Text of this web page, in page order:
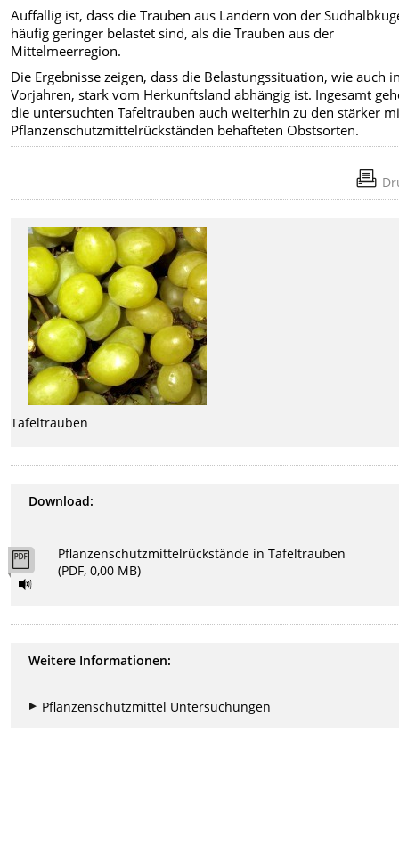
Auffällig ist, dass die Trauben aus Ländern von der
häufig geringer belastet sind, als die Trauben aus der
Mittelmeerregion.
Die Ergebnisse zeigen, dass die Belastungssituation, wie auch
Vorjahren, stark vom Herkunftsland abhängig ist. Ingesamt
die untersuchten Tafeltrauben auch weiterhin zu den stärker
Pflanzenschutzmittelrückständen behafteten Obstsorten.
Tafeltrauben
Download:
Pflanzenschutzmittelrückstände in Tafeltrauben
(PDF, 0,00 MB)
Weitere Informationen:
Pflanzenschutzmittel Untersuchungen